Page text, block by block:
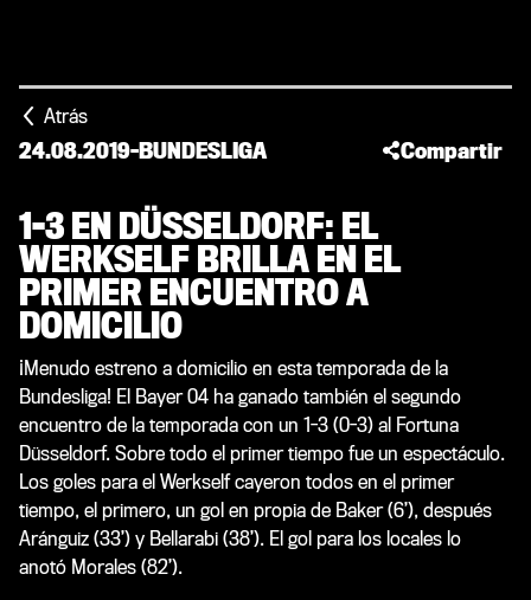
Atrás
24.08.2019-BUNDESLIGA Compartir
1-3 EN DÜSSELDORF: EL
WERKSELF BRILLA EN EL
PRIMER ENCUENTRO A
DOMICILIO
¡Menudo estreno a domicilio en esta temporada de la
Bundesliga! El Bayer 04 ha ganado también el segundo
encuentro de la temporada con un 1-3 (0-3) al Fortuna
Düsseldorf. Sobre todo el primer tiempo fue un espectáculo.
Los goles para el Werkself cayeron todos en el primer
tiempo, el primero, un gol en propia de Baker (6’), después
Aránguiz (33’) y Bellarabi (38’). El gol para los locales lo
anotó Morales (82’).